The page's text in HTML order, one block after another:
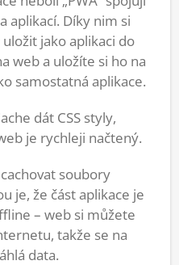
aplikací. Díky nim si
jako aplikaci do
web a uložíte si ho na
samostatná aplikace.
dát CSS styly,
je rychleji načtený.
soubory
je, že část aplikace je
– web si můžete
takže se na
data.